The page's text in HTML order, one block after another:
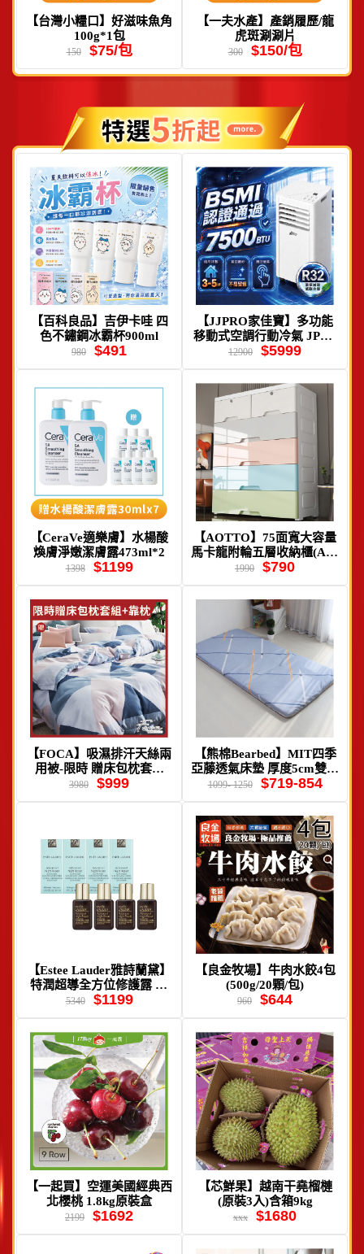
【台灣小糧口】好滋味魚角
100g*1包
150 $75/包
【一夫水產】產銷履歷/龍
虎斑涮涮片
300 $150/包
【百科良品】吉伊卡哇 四
色不鏽鋼冰霸杯900ml
980 $491
【JJPRO家佳寶】多功能
移動式空調行動冷氣 JPAC
03
12900 $5999
【CeraVe適樂膚】水楊酸
煥膚淨嫩潔膚露473ml*2
1398 $1199
【AOTTO】75面寬大容量
馬卡龍附輪五層收納櫃(AC-
076)
1990 $790
【FOCA】吸濕排汗天絲兩
用被-限時 贈床包枕套組
+靠枕
3980 $999
【熊棉Bearbed】MIT四季
亞藤透氣床墊 厚度5cm雙面
可翻
1099- 1250 $719-854
【Estee Lauder雅詩蘭黛】
特潤超導全方位修護露 15
ml (4入組)
5340 $1199
【良金牧場】牛肉水餃4包
(500g/20顆/包)
960 $644
【一起買】空運美國經典西
北櫻桃 1.8kg原裝盒
2199 $1692
【芯鮮果】越南干堯榴槤
(原裝3入)含箱9kg
xxx $1680